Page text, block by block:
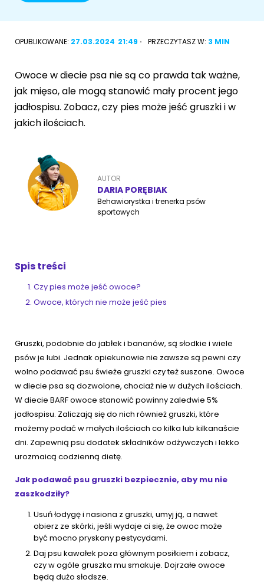
Akcesoria dla psa
Sznaucer miniaturowy
Golden retriever
Owczarek niemiecki
Przyjazne miejsca
ZoociaLove News
RASY KOTÓW
Kot syberyjski
Kot perski
Kot rosyjski niebieski
OPUBLIKOWANE: 27.03.2024 21:49 PRZECZYTASZ W: 3 MIN
Owoce w diecie psa nie są co prawda tak ważne,
jak mięso, ale mogą stanowić mały procent jego
jadłospisu. Zobacz, czy pies może jeść gruszki i w
jakich ilościach.
AUTOR
DARIA PORĘBIAK
Behawiorystka i trenerka psów
sportowych
Spis treści
Czy pies może jeść owoce?
Owoce, których nie może jeść pies
Gruszki, podobnie do jabłek i bananów, są słodkie i wiele
psów je lubi. Jednak opiekunowie nie zawsze są pewni czy
wolno podawać psu świeże gruszki czy też suszone. Owoce
w diecie psa są dozwolone, chociaż nie w dużych ilościach.
W diecie BARF owoce stanowić powinny zaledwie 5%
jadłospisu. Zaliczają się do nich również gruszki, które
możemy podać w małych ilościach co kilka lub kilkanaście
dni. Zapewnią psu dodatek składników odżywczych i lekko
urozmaicą codzienną dietę.
Jak podawać psu gruszki bezpiecznie, aby mu nie
zaszkodziły?
Usuń łodygę i nasiona z gruszki, umyj ją, a nawet
obierz ze skórki, jeśli wydaje ci się, że owoc może
być mocno pryskany pestycydami.
Daj psu kawałek poza głównym posiłkiem i zobacz,
czy w ogóle gruszka mu smakuje. Dojrzałe owoce
będą dużo słodsze.